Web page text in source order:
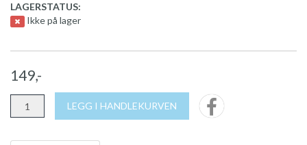
LAGERSTATUS:
Ikke på lager
149,-
LEGG I HANDLEKURVEN